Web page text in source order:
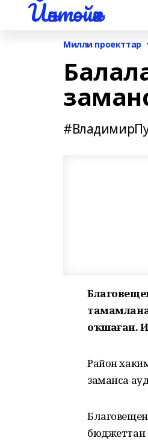
Йәнтөйәк
Милли проекттар
оҡшаған.
Район
заманса
бюджеттан